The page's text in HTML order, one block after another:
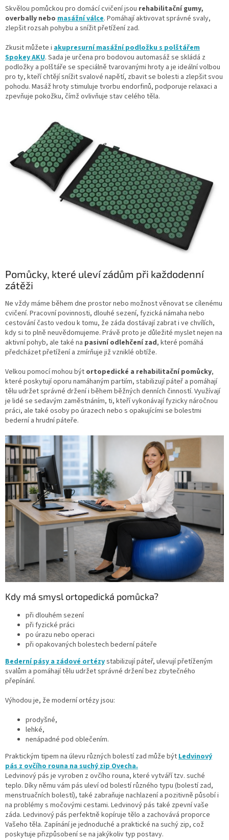
Skvělou pomůckou pro domácí cvičení jsou rehabilitační gumy,
overbally nebo masážní válce. Pomáhají aktivovat správné svaly,
zlepšit rozsah pohybu a snížit přetížení zad.
Zkusit můžete i akupresurní masážní podložku s polštářem
Spokey AKU. Sada je určena pro bodovou automasáž se skládá z
podložky a polštáře se speciálně tvarovanými hroty a je ideální volbou
pro ty, kteří chtějí snížit svalové napětí, zbavit se bolesti a zlepšit svou
pohodu. Masáž hroty stimuluje tvorbu endorfinů, podporuje relaxaci a
zpevňuje pokožku, čímž ovlivňuje stav celého těla.
Pomůcky, které uleví zádům při každodenní
zátěži
Ne vždy máme během dne prostor nebo možnost věnovat se cílenému
cvičení. Pracovní povinnosti, dlouhé sezení, fyzická námaha nebo
cestování často vedou k tomu, že záda dostávají zabrat i ve chvílích,
kdy si to plně neuvědomujeme. Právě proto je důležité myslet nejen na
aktivní pohyb, ale také na pasivní odlehčení zad, které pomáhá
předcházet přetížení a zmírňuje již vzniklé obtíže.
Velkou pomocí mohou být ortopedické a rehabilitační pomůcky,
které poskytují oporu namáhaným partiím, stabilizují páteř a pomáhají
tělu udržet správné držení i během běžných denních činností. Využívají
je lidé se sedavým zaměstnáním, ti, kteří vykonávají fyzicky náročnou
práci, ale také osoby po úrazech nebo s opakujícími se bolestmi
bederní a hrudní páteře.
Kdy má smysl ortopedická pomůcka?
při dlouhém sezení
při fyzické práci
po úrazu nebo operaci
při opakovaných bolestech bederní páteře
Bederní pásy a zádové ortézystabilizují páteř, ulevují přetíženým
svalům a pomáhají tělu udržet správné držení bez zbytečného
přepínání.
Výhodou je, že moderní ortézy jsou:
prodyšné,
lehké,
nenápadné pod oblečením.
Praktickým tipem na úlevu různých bolestí zad může být Ledvinový
pás z ovčího rouna na suchý zip Ovecha.
Ledvinový pás je vyroben z ovčího rouna, které vytváří tzv. suché
teplo. Díky němu vám pás uleví od bolestí různého typu (bolestí zad,
menstruačních bolestí), také zabraňuje nachlazení a pozitivně působí i
na problémy s močovými cestami. Ledvinový pás také zpevní vaše
záda. Ledvinový pás perfektně kopíruje tělo a zachovává proporce
Vašeho těla. Zapínání je jednoduché a praktické na suchý zip, což
poskytuje přizpůsobení se na jakýkoliv typ postavy.